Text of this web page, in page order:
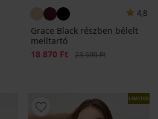
4,8
Grace Black részben bélelt
melltartó
Kedvezmény
18 870 Ft Eredeti ár
23 590 Ft
LIMITED